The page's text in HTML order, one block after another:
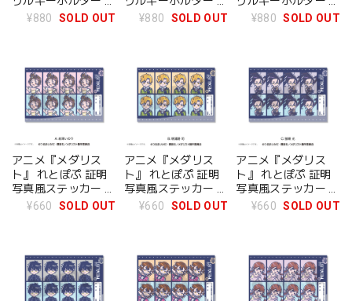
夜鷹純
¥880 SOLD OUT
三家田涼佳
¥880 SOLD OUT
鹿本すず
¥880 SOLD OUT
アニメ『メダリス
ト』 れとぽぷ 証明
写真風ステッカー A
結束いのり
¥660 SOLD OUT
アニメ『メダリス
ト』 れとぽぷ 証明
写真風ステッカー B
明浦路司
¥660 SOLD OUT
アニメ『メダリス
ト』 れとぽぷ 証明
写真風ステッカー C
狼嵜光
¥660 SOLD OUT